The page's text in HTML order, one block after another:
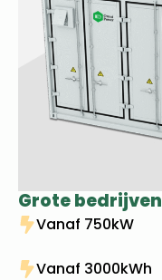
Grote bedrijven
Vanaf 750kW
Vanaf 3000kWh